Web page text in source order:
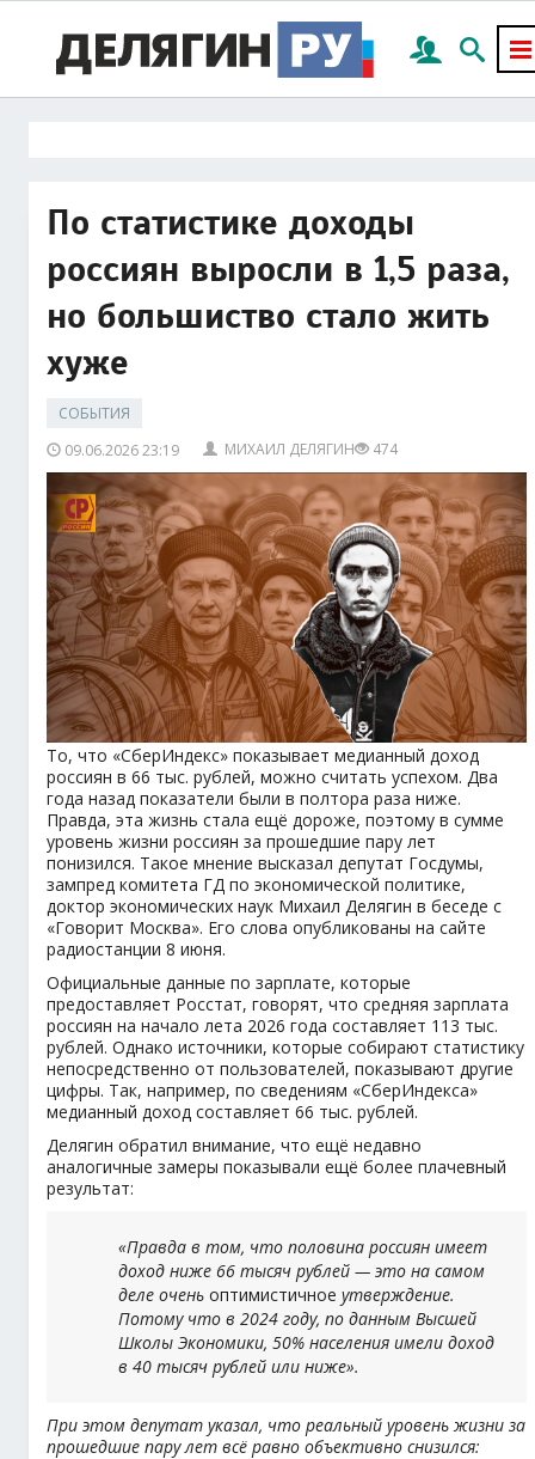
По статистике доходы
россиян выросли в 1,5 раза,
но большиство стало жить
хуже
СОБЫТИЯ
09.06.2026 23:19
МИХАИЛ ДЕЛЯГИН 474
То, что «СберИндекс» показывает медианный доход
россиян в 66 тыс. рублей, можно считать успехом. Два
года назад показатели были в полтора раза ниже.
Правда, эта жизнь стала ещё дороже, поэтому в сумме
уровень жизни россиян за прошедшие пару лет
понизился. Такое мнение высказал депутат Госдумы,
зампред комитета ГД по экономической политике,
доктор экономических наук Михаил Делягин в беседе с
«Говорит Москва». Его слова опубликованы на сайте
радиостанции 8 июня.
Официальные данные по зарплате, которые
предоставляет Росстат, говорят, что средняя зарплата
россиян на начало лета 2026 года составляет 113 тыс.
рублей. Однако источники, которые собирают статистику
непосредственно от пользователей, показывают другие
цифры. Так, например, по сведениям «СберИндекса»
медианный доход составляет 66 тыс. рублей.
Делягин обратил внимание, что ещё недавно
аналогичные замеры показывали ещё более плачевный
результат:
«Правда в том, что половина россиян имеет
доход ниже 66 тысяч рублей — это на самом
деле очень оптимистичное утверждение.
Потому что в 2024 году, по данным Высшей
Школы Экономики, 50% населения имели доход
в 40 тысяч рублей или ниже».
При этом депутат указал, что реальный уровень жизни за
прошедшие пару лет всё равно объективно снизился: